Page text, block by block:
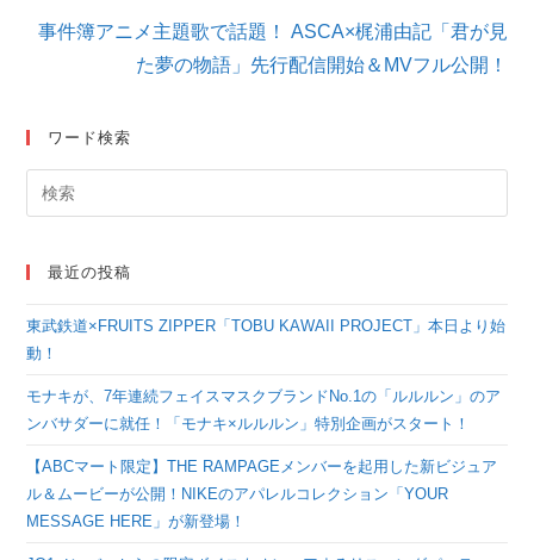
事事件簿アニメ主題歌で話題！ ASCA×梶浦由記「君が見
た夢の物語」先行配信開始＆MVフル公開！
ワード検索
最近の投稿
東武鉄道×FRUITS ZIPPER「TOBU KAWAII PROJECT」本日より始
動！
モナキが、7年連続フェイスマスクブランドNo.1の「ルルルン」のア
ンバサダーに就任！「モナキ×ルルルン」特別企画がスタート！
【ABCマート限定】THE RAMPAGEメンバーを起用した新ビジュア
ル＆ムービーが公開！NIKEのアパレルコレクション「YOUR
MESSAGE HERE」が新登場！